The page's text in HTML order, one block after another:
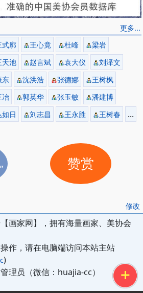
更多...
式廓 王心竟 杜峰
梁岩
天池 赵言斌 袁大仪
刘泽文
东 沈洪浩 张德娜
王树枫
冶 郭英华 张玉敏
潘建博
如日 刘志昌 王永胜 王树春 ...
赞赏
修改
画家网】，拥有海量画家、美协会
作，请在电脑端访问本站主站
)
理员（微信：huajia-cc）